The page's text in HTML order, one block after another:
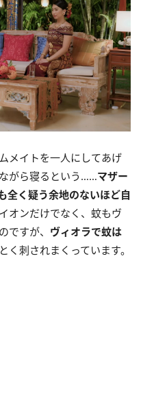
メイトを一人にしてあげ
がら寝るという……マザー
全く疑う余地のないほど自
オンだけでなく、蚊もヴ
ですが、 ヴィオラで蚊は
く刺されまくっています。